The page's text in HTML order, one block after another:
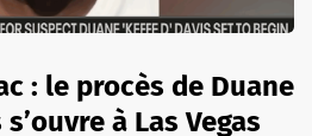
: le procès de Duane
à Las Vegas